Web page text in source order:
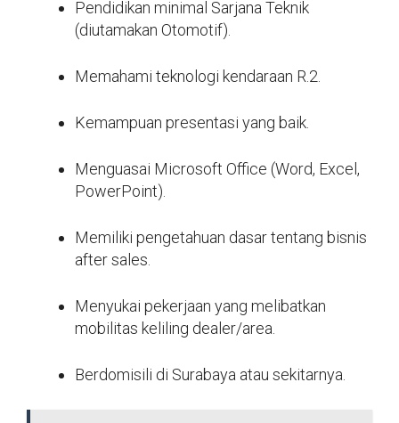
Pendidikan minimal Sarjana Teknik
(diutamakan Otomotif).
Memahami teknologi kendaraan R.2.
Kemampuan presentasi yang baik.
Menguasai Microsoft Office (Word, Excel,
PowerPoint).
Memiliki pengetahuan dasar tentang bisnis
after sales.
Menyukai pekerjaan yang melibatkan
mobilitas keliling dealer/area.
Berdomisili di Surabaya atau sekitarnya.